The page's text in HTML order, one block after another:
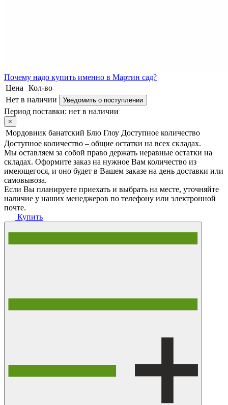
Почему надо купить именно в Мартин сад?
Цена
Кол-во
Нет в наличии
Уведомить о поступлении
Период поставки: нет в наличии
×
Мордовник банатский Блю Глоу Доступное количество
Доступное количество – общие остатки на всех складах.
Мы оставляем за собой право держать неравные остатки на
складах. Оформите заказ на нужное Вам количество из
имеющегося, и оно будет в Вашем заказе на день доставки или
самовывоза.
Если Вы планируете приехать и выбрать на месте, уточняйте
наличие у наших менеджеров по телефону или электронной
почте.
Купить